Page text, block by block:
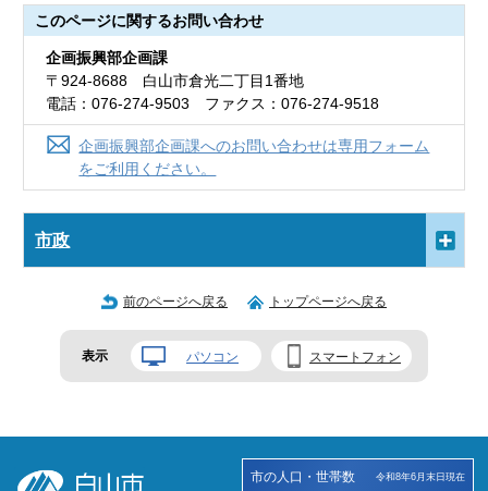
このページに関するお問い合わせ
企画振興部企画課
〒924-8688 白山市倉光二丁目1番地
電話：076-274-9503 ファクス：076-274-9518
企画振興部企画課へのお問い合わせは専用フォーム
をご利用ください。
市政
前のページへ戻る トップページへ戻る
表示 パソコン スマートフォン
市の人口・世帯数 令和8年6月末日現在